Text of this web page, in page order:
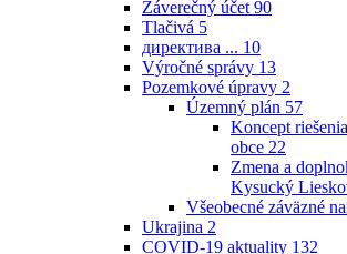
Záverečný účet 90
Tlačivá 5
директива ... 10
Výročné správy 13
Pozemkové úpravy 2
Územný plán 57
Koncept
obce 22
Zmena a
Kysucký
Všeobecné záväzné
Ukrajina 2
COVID-19 aktuality 132